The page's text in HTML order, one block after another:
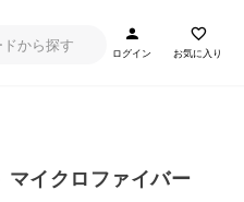
ログイン お気に入り
マイクロファイバー